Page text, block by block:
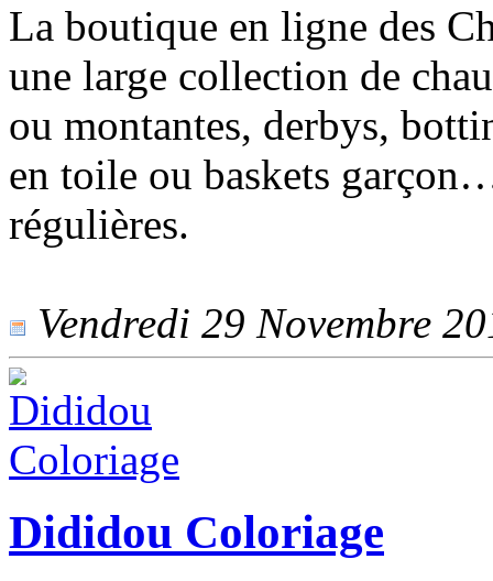
La boutique en ligne des
une large collection de
ou montantes, derbys,
en toile ou baskets
régulières.
Vendredi 29 Novembre
Dididou Coloriage